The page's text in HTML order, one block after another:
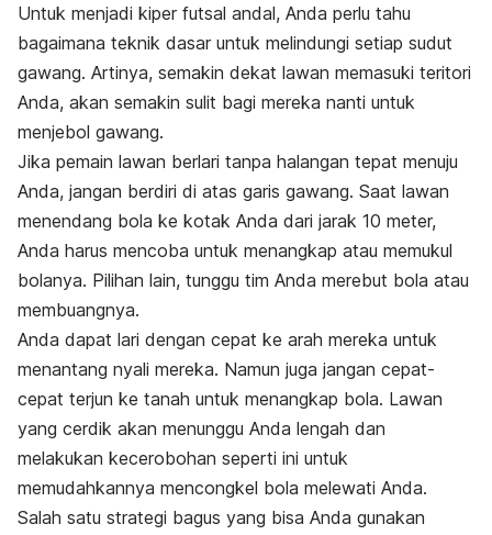
Untuk menjadi kiper futsal andal, Anda perlu tahu
bagaimana teknik dasar untuk melindungi setiap sudut
gawang. Artinya, semakin dekat lawan memasuki teritori
Anda, akan semakin sulit bagi mereka nanti untuk
menjebol gawang.
Jika pemain lawan berlari tanpa halangan tepat menuju
Anda, jangan berdiri di atas garis gawang. Saat lawan
menendang bola ke kotak Anda dari jarak 10 meter,
Anda harus mencoba untuk menangkap atau memukul
bolanya. Pilihan lain, tunggu tim Anda merebut bola atau
membuangnya.
Anda dapat lari dengan cepat ke arah mereka untuk
menantang nyali mereka. Namun juga jangan cepat-
cepat terjun ke tanah untuk menangkap bola. Lawan
yang cerdik akan menunggu Anda lengah dan
melakukan kecerobohan seperti ini untuk
memudahkannya mencongkel bola melewati Anda.
Salah satu strategi bagus yang bisa Anda gunakan